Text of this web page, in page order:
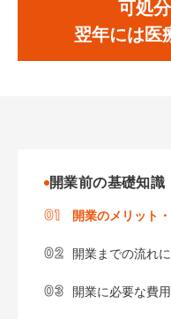
可処
翌年には医
開業前の基礎知識
開業のメリット
開業までの流れ
開業に必要な費